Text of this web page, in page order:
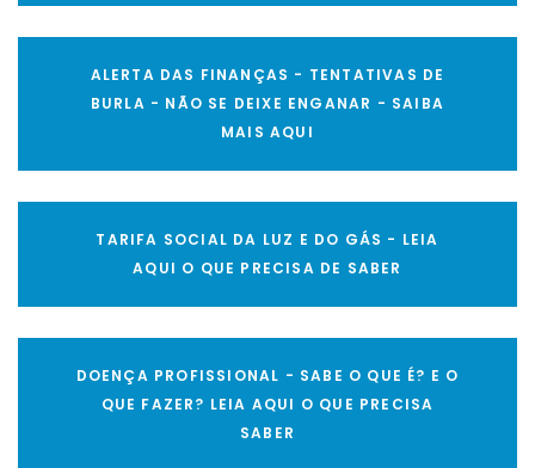
ALERTA DAS FINANÇAS - TENTATIVAS DE
BURLA - NÃO SE DEIXE ENGANAR - SAIBA
MAIS AQUI
TARIFA SOCIAL DA LUZ E DO GÁS - LEIA
AQUI O QUE PRECISA DE SABER
DOENÇA PROFISSIONAL - SABE O QUE É? E O
QUE FAZER? LEIA AQUI O QUE PRECISA
SABER